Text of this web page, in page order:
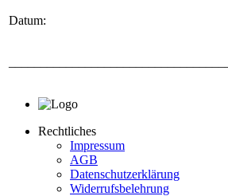
Datum:
Rechtliches
Impressum
AGB
Datenschutzerklärung
Widerrufsbelehrung